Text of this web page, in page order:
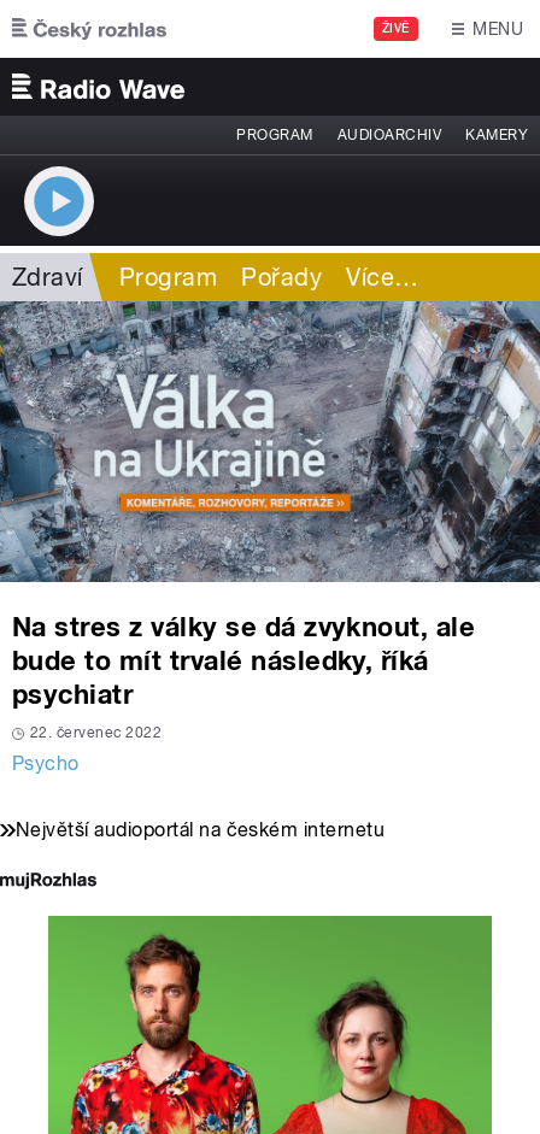
Přejít k hlavnímu obsahu
ŽIVĚ MENU
PROGRAM AUDIOARCHIV KAMERY
Zdraví Program Pořady Více…
Na stres z války se dá zvyknout, ale
bude to mít trvalé následky, říká
psychiatr
22. červenec 2022
Psycho
Největší audioportál na českém internetu